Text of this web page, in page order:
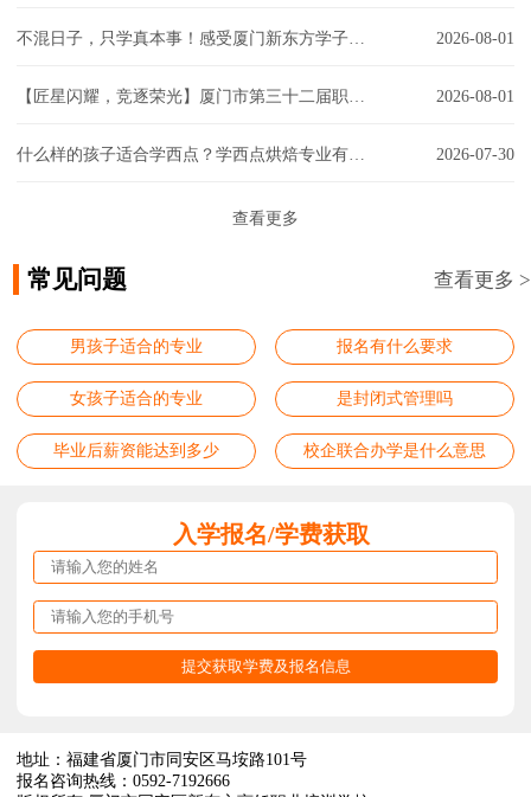
2026-08-01
2026-08-01
2026-07-30
查看更多
常见问题 查看更多 >
男孩子适合的专业 报名有什么要求
女孩子适合的专业 是封闭式管理吗
毕业后薪资能达到多少 校企联合办学是什么意思
入学报名/学费获取
地址：福建省厦门市同安区马垵路101号
报名咨询热线：0592-7192666